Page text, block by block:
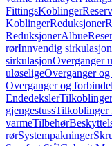
FittingsKoblinger
KoblingerReduksjoner
ReduksjonerAlbue
rørInnvendig sirkulasjon
sirkulasjonOverganger
uløseligeOverganger
Overganger og
EndedekslerTilkoblinger
gjengestussTilkoblinger
varmeTilbehør
rørSystempakninger